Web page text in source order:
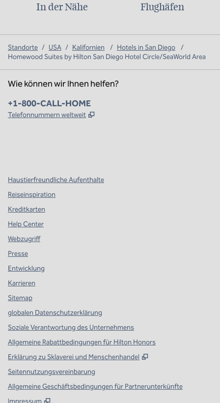
In der Nähe Flughäfen
Standorte / USA / Kalifornien / Hotels in San Diego
/
Homewood Suites by Hilton San Diego Hotel Circle/SeaWorld Area
Wie können wir Ihnen helfen?
Telefon:
+1-800-CALL-HOME
Telefonnummern weltweit ,
Haustierfreundliche Aufenthalte
Reiseinspiration
Kreditkarten
Help Center
Webzugriff
Presse
Entwicklung
Karrieren
Sitemap
globalen Datenschutzerklärung
Soziale Verantwortung des Unternehmens
Allgemeine Rabattbedingungen für Hilton Honors
Erklärung zu Sklaverei und Menschenhandel
,
Seitennutzungsvereinbarung
Allgemeine Geschäftsbedingungen für Partnerunterkünfte
Impressum